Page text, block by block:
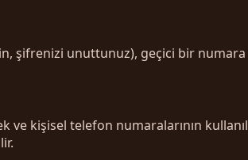
şifrenizi unuttunuz), geçici bir numara
kişisel telefon numaralarının